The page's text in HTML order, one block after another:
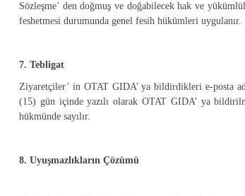
Sözleşme’ den doğmuş ve doğabilecek hak ve
feshetmesi durumunda genel fesih hükümleri uygulanır.
7. Tebligat
Ziyaretçiler’ in OTAT GIDA’ ya bildirdikleri e-posta
(15) gün içinde yazılı olarak OTAT GIDA’ ya
hükmünde sayılır.
8. Uyuşmazlıkların Çözümü